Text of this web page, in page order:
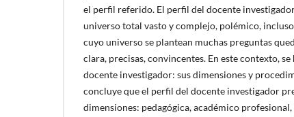
el perfil referido. El perfil del docente
universo total vasto y complejo, polémico,
cuyo universo se plantean muchas preguntas
clara, precisas, convincentes. En este contexto,
docente investigador: sus dimensiones y
concluye que el perfil del docente investigador
dimensiones: pedagógica, académico